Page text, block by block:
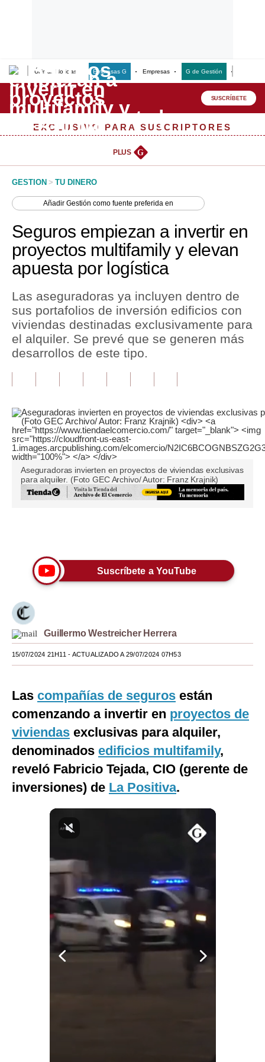
Últimas Noticias Empresas G Empresas G de Gestión
Lo último
Peru Quiosco
Management & Empleo
Perú
Política
Finanzas Personales
Inmobiliarias
Plus G
Pregunta de hoy
Blogs
Tendencias
Lujo
Estilos
EEUU
México
España
Tecnología
Club del Suscriptor
G de Gestión
Notas Contratadas
Gestión TV
SUSCRÍBETE
EXCLUSIVO PARA SUSCRIPTORES
PLUS G
GESTION > TU DINERO
AñadirGestión como fuente preferida en
Seguros empiezan a invertir en
proyectos multifamily y elevan
apuesta por logística
Las aseguradoras ya incluyen dentro de
sus portafolios de inversión edificios con
viviendas destinadas exclusivamente para
el alquiler. Se prevé que se generen más
desarrollos de este tipo.
Aseguradoras invierten en proyectos de viviendas exclusivas
para alquiler. (Foto GEC Archivo/ Autor: Franz Krajnik)
Suscríbete a YouTube
Guillermo Westreicher Herrera
15/07/2024 21H11 - ACTUALIZADO A 29/07/2024 07H53
Las compañías de seguros están
comenzando a invertir en proyectos de
viviendas exclusivas para alquiler,
denominados edificios multifamily,
reveló Fabricio Tejada, CIO (gerente de
inversiones) de La Positiva.